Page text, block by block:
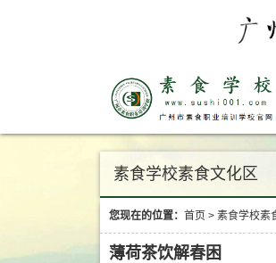
素食学校素食文化区
您现在的位置： 首页 > 素食学校素
薄荷茶饮解春困